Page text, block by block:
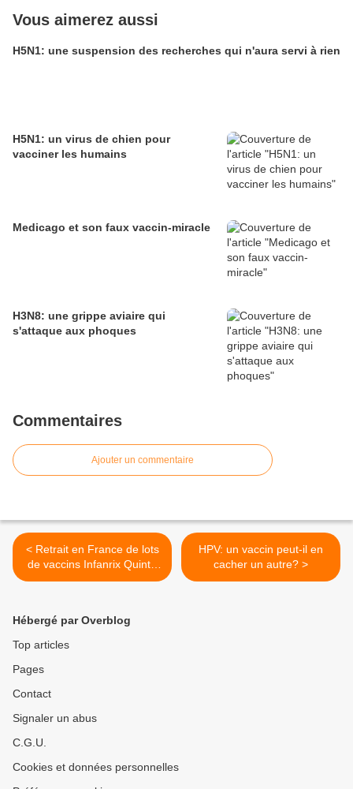
Vous aimerez aussi
H5N1: une suspension des recherches qui n'aura servi à rien
H5N1: un virus de chien pour
vacciner les humains
Medicago et son faux vaccin-miracle
H3N8: une grippe aviaire qui
s'attaque aux phoques
Commentaires
Ajouter un commentaire
< Retrait en France de lots
de vaccins Infanrix Quinta
et Hexa
HPV: un vaccin peut-il en
cacher un autre? >
Hébergé par Overblog
Top articles
Pages
Contact
Signaler un abus
C.G.U.
Cookies et données personnelles